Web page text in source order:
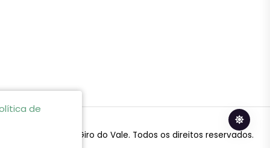
© 2024 Giro do Vale. Todos os direitos reservados.
de